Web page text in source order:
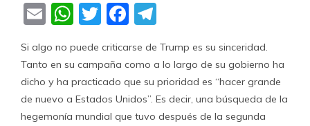
EmailWhatsApp
TwitterFacebook
Si algo no puede criticarse de Trump es su sinceridad.
Tanto en su campaña como a lo largo de su gobierno ha
dicho y ha practicado que su prioridad es “hacer grande
de nuevo a Estados Unidos”. Es decir, una búsqueda de la
hegemonía mundial que tuvo después de la segunda